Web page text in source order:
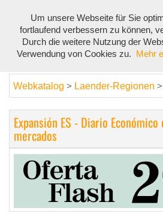
Webkatalog > Laender-Regionen >
Expansión ES - Diario
mercados
Um unsere Webseite für Sie
fortlaufend verbessern zu können,
Durch die weitere Nutzung der
Verwendung von Cookies zu.
Mehr